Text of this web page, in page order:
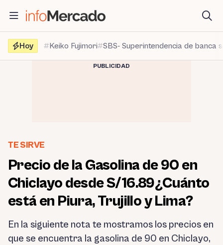
contenido
Hoy
Keiko Fujimori SBS- Superintendencia de banca
PUBLICIDAD
TE SIRVE
Precio de la Gasolina de 90 en
Chiclayo desde S/16.89¿Cuánto
está en Piura, Trujillo y Lima?
En la siguiente nota te mostramos los precios en
que se encuentra la gasolina de 90 en Chiclayo,